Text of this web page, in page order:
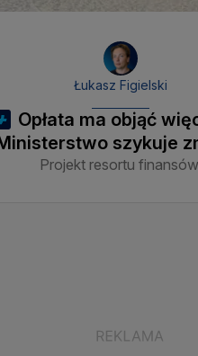
Łukasz Figielski
Opłata ma objąć
szykuje
Projekt resortu